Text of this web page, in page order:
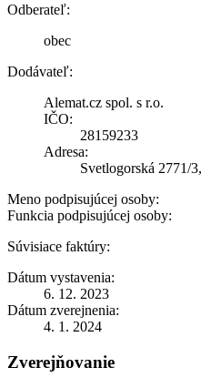
Odberateľ:
obec
Dodávateľ:
Alemat.cz spol. s r.o.
IČO:
28159233
Adresa:
Svetlogorská 2771/
Meno podpisujúcej osoby:
Funkcia podpisujúcej osoby:
Súvisiace faktúry:
Dátum vystavenia:
6. 12. 2023
Dátum zverejnenia:
4. 1. 2024
Zverejňovanie